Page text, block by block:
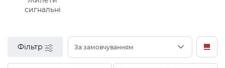
сигнальні
Фільтр За замовчуванням